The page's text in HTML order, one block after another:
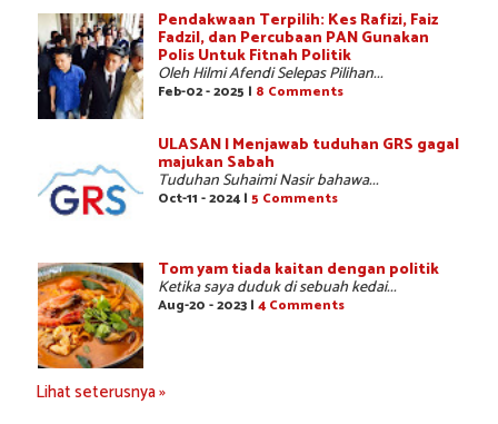
Pendakwaan Terpilih: Kes Rafizi, Faiz
Fadzil, dan Percubaan PAN Gunakan
Polis Untuk Fitnah Politik
Oleh Hilmi Afendi Selepas Pilihan...
Feb-02 - 2025 | 8 Comments
ULASAN | Menjawab tuduhan GRS gagal
majukan Sabah
Tuduhan Suhaimi Nasir bahawa...
Oct-11 - 2024 | 5 Comments
Tom yam tiada kaitan dengan politik
Ketika saya duduk di sebuah kedai...
Aug-20 - 2023 | 4 Comments
Lihat seterusnya »